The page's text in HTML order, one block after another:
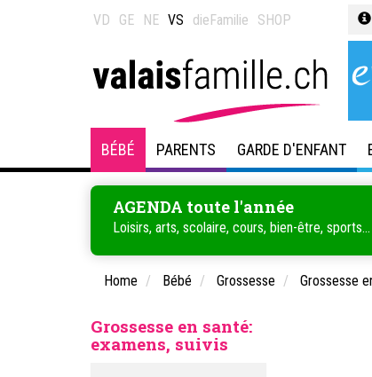
VD GE NE VS dieFamilie SHOP
BÉBÉ PARENTS GARDE D'ENFANT
AGENDA toute l'année
Loisirs, arts, scolaire, cours, bien-être, sports...
Home Bébé Grossesse Grossesse
Grossesse en santé:
examens, suivis